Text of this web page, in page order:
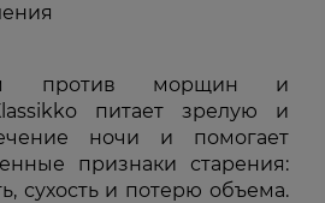
против морщин и
питает зрелую и
ночи и помогает
признаки старения:
сухость и потерю объема.